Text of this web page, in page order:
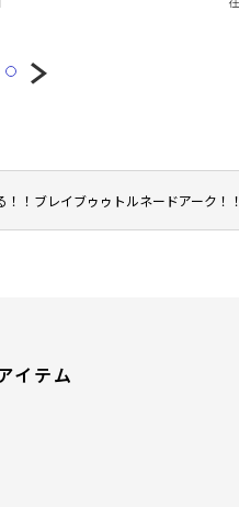
！ブレイブゥゥトルネードアーク！！
イテム